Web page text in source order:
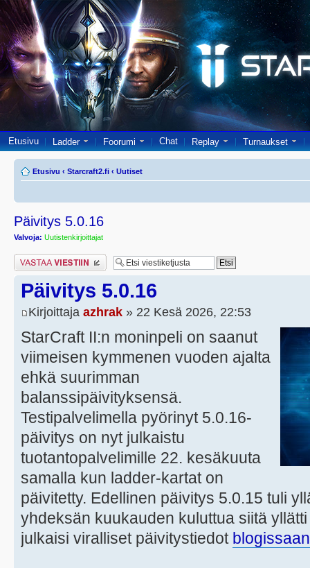
Etusivu Ladder Foorumi Chat Replay Turnaukset
Etusivu ‹ Starcraft2.fi ‹ Uutiset
Päivitys 5.0.16
Valvoja: Uutistenkirjoittajat
Lähetä vastaus
Päivitys 5.0.16
Kirjoittaja azhrak » 22 Kesä 2026, 22:53
StarCraft II:n moninpeli on saanut
viimeisen kymmenen vuoden ajalta
ehkä suurimman
balanssipäivityksensä.
Testipalvelimella pyörinyt 5.0.16-
päivitys on nyt julkaistu
tuotantopalvelimille 22. kesäkuuta
samalla kun ladder-kartat on
päivitetty. Edellinen päivitys 5.0.15 tuli
yhdeksän kuukauden kuluttua siitä
julkaisi viralliset päivitystiedot blogissaan